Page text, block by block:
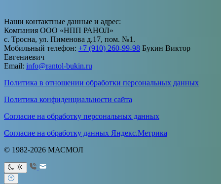
Наши контактные данные и адрес:
Компания ООО «НПП РАНОЛ»
с. Тросна, ул. Пименова д.17, пом. №1.
Мобильный телефон: +7 (910) 260-99-98 Букин Виктор
Евгениевич
Email: info@rantol-bukin.ru
Политика в отношении обработки персональных данных
Политика конфиденциальности сайта
Согласие на обработку персональных данных
Согласие на обработку данных Яндекс.Метрика
© 1982-2026 МАСМОЛ